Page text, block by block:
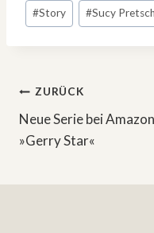
#Story #Sucy Pretsch
ZURÜCK
Neue Serie bei
»Gerry Star«